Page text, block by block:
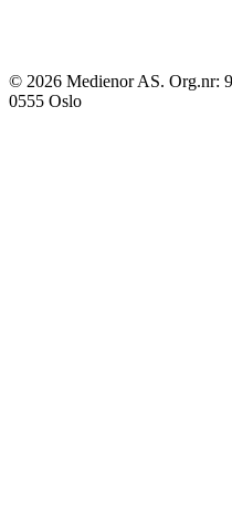
© 2026 Medienor AS. Org.nr:
0555 Oslo